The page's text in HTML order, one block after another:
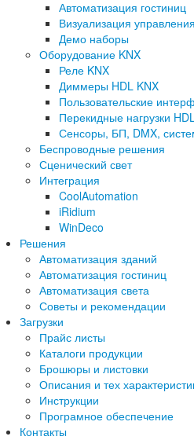
Автоматизация гостиниц
Визуализация
Демо наборы
Оборудование KNX
Реле KNX
Диммеры HDL KNX
Пользовательские
Перекидные нагрузки
Сенсоры, БП, DMX,
Беспроводные решения
Сценический свет
Интеграция
CoolAutomation
iRidium
WinDeco
Решения
Автоматизация зданий
Автоматизация гостиниц
Автоматизация света
Советы и рекомендации
Загрузки
Прайс листы
Каталоги продукции
Брошюры и листовки
Описания и тех
Инструкции
Програмное обеспечение
Контакты